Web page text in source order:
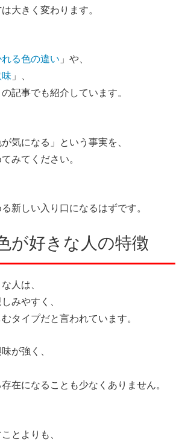
大きく変わります。
る色の違い 」や、
」、
の記事でも紹介しています。
気になる」という事実を、
みてください。
新しい入り口になるはずです。
が好きな人の特徴
人は、
みやすく、
タイプだと言われています。
が強く、
在になることも少なくありません。
とよりも、